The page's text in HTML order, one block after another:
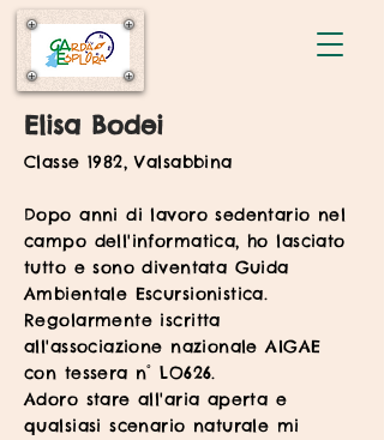
Elisa Bodei
Classe 1982, Valsabbina
Dopo anni di lavoro sedentario nel
campo dell'informatica, ho lasciato
tutto e sono diventata Guida
Ambientale Escursionistica.
Regolarmente iscritta
all'associazione nazionale AIGAE
con tessera n° LO626.
Adoro stare all'aria aperta e
qualsiasi scenario naturale mi